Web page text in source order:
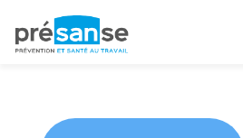
principale